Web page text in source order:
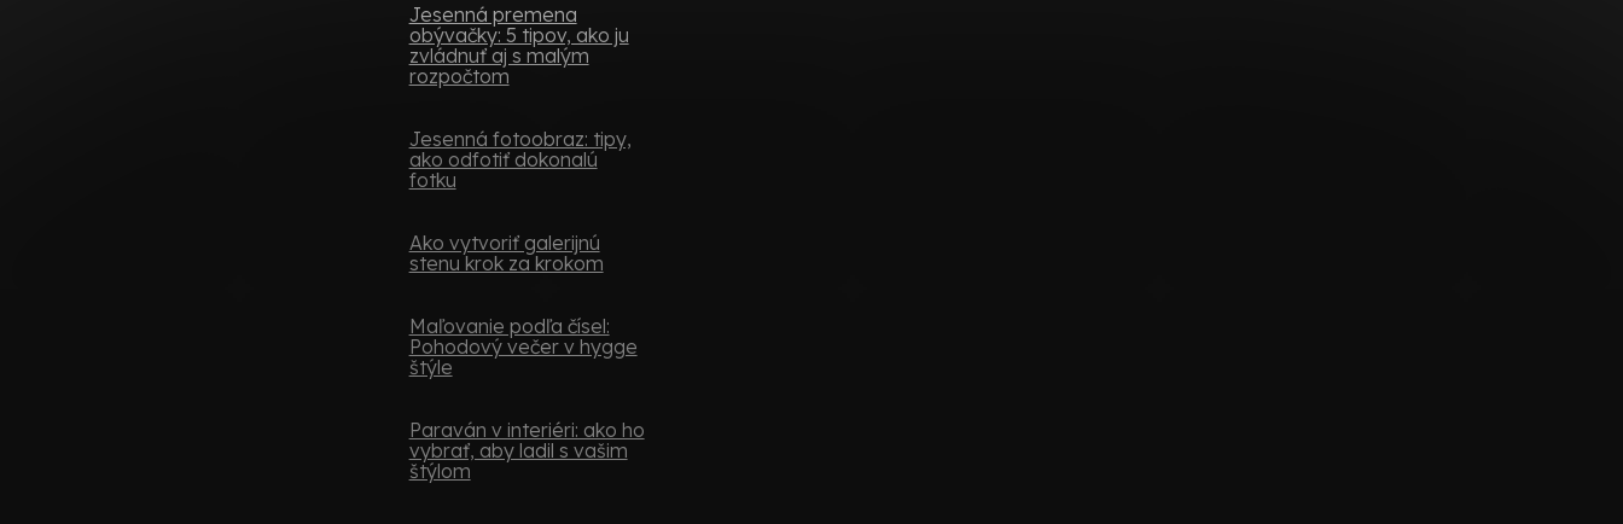
Jesenná premena
obývačky: 5 tipov, ako ju
zvládnuť aj s malým
rozpočtom
Jesenná fotoobraz: tipy,
ako odfotiť dokonalú
fotku
Ako vytvoriť galerijnú
stenu krok za krokom
Maľovanie podľa čísel:
Pohodový večer v hygge
štýle
Paraván v interiéri: ako ho
vybrať, aby ladil s vašim
štýlom